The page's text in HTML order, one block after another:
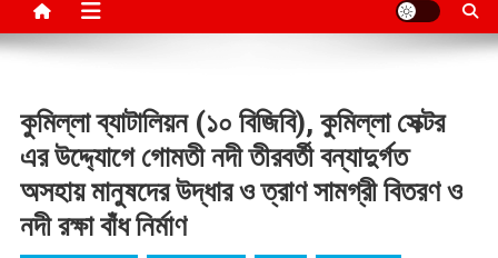
কুমিল্লা ব্যাটালিয়ন (১০ বিজিবি), কুমিল্লা সেক্টর
এর উদ্দ্যোগে গোমতী নদী তীরবর্তী বন্যাদুর্গত
অসহায় মানুষদের উদ্ধার ও ত্রাণ সামগ্রী বিতরণ ও
নদী রক্ষা বাঁধ নির্মাণ